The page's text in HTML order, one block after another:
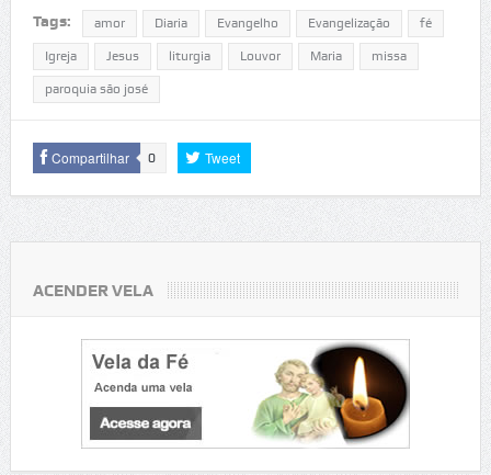
Tags: amor Diaria Evangelho Evangelização fé
Igreja Jesus liturgia Louvor Maria missa
paroquia são josé
Compartilhar 0 Tweet
ACENDER VELA